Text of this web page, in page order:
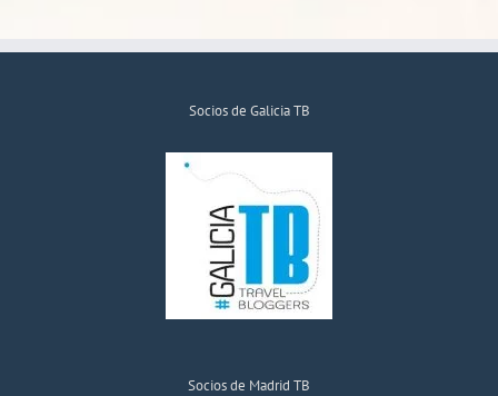
Socios de Galicia TB
Socios de Madrid TB